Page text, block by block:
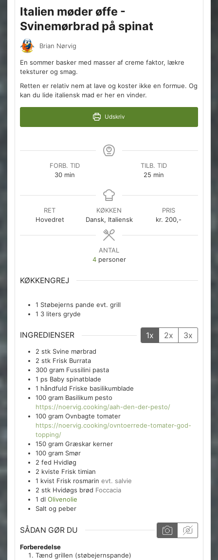
Italien møder øffe -
Svinemørbrad på spinat
Brian Nørvig
En sommer basker med masser af creme faktor, lækre
teksturer og smag.
Retten er relativ nem at lave og koster ikke en formue. Og
kan du lide italiensk mad er her en vinder.
Udskriv
FORB. TID
30minutter
min
TILB. TID
25minutter
min
RET
Hovedret
KØKKEN
Dansk, Italiensk
PRIS
kr. 200,-
ANTAL
4 personer
KØKKENGREJ
1 Støbejerns pande evt. grill
1 3 liters gryde
INGREDIENSER 1x 2x 3x
2 stk Svine mørbrad
2 stk Frisk Burrata
300 gram Fussilini pasta
1 ps Baby spinatblade
1 håndfuld Friske basilikumblade
100 gram Basilikum pesto
https://noervig.cooking/aah-den-der-pesto/
100 gram Ovnbagte tomater
https://noervig.cooking/ovntoerrede-tomater-god-
topping/
150 gram Græskar kerner
100 gram Smør
2 fed Hvidløg
2 kviste Frisk timian
1 kvist Frisk rosmarin evt. salvie
2 stk Hvidøgs brød Foccacia
1 dl Olivenolie
Salt og peber
SÅDAN GØR DU
Forberedelse
Tænd grillen (støbejernspande)